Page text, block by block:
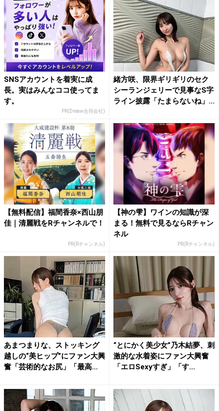
SNSアカウントを着実に成
長。実はみんなココ使ってま
す。
PR(Dreaw合同会社)
緒方咲、限界ギリギリのセク
シーランジェリーで見事なS字
ライン披露「たまらないね」...
【無料配信】福間香奈×西山朋
佳｜清麗戦をRチャンネルで！
PR(Rチャンネル)
【神の雫】ワインの知識が深
まる！無料で見るならRチャン
ネル
PR(Rチャンネル)
あまつまりな、ストッキング
越しの“美ヒップ”にファン大興
奮「芸術的なお尻」「最高...
“とにかく美少女”乃木結夢、刺
激的な水着姿にファン大興奮
「エロSexyすぎ」「す...